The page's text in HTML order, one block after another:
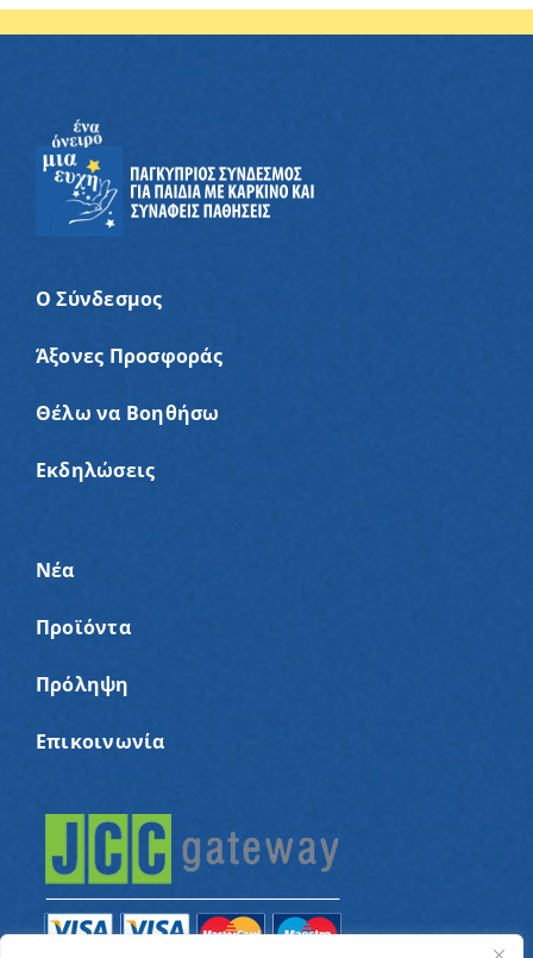
Ο Σύνδεσμος
Άξονες Προσφοράς
Θέλω να Βοηθήσω
Εκδηλώσεις
Νέα
Προϊόντα
Πρόληψη
Επικοινωνία